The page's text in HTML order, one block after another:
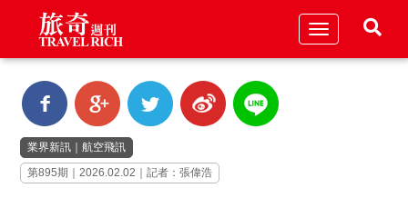
Toggle
業界新訊 ｜航空飛訊
第895期｜2026.02.02｜記者：張偉浩